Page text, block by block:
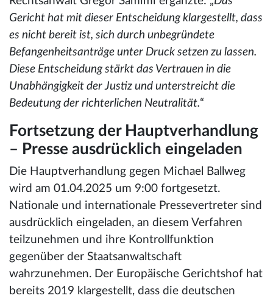
Gericht hat mit dieser Entscheidung klargestellt, dass
es nicht bereit ist, sich durch unbegründete
Befangenheitsanträge unter Druck setzen zu lassen.
Diese Entscheidung stärkt das Vertrauen in die
Unabhängigkeit der Justiz und unterstreicht die
Bedeutung der richterlichen Neutralität.“
Fortsetzung der Hauptverhandlung
– Presse ausdrücklich eingeladen
Die Hauptverhandlung gegen Michael Ballweg
wird am 01.04.2025 um 9:00 fortgesetzt.
Nationale und internationale Pressevertreter sind
ausdrücklich eingeladen, an diesem Verfahren
teilzunehmen und ihre Kontrollfunktion
gegenüber der Staatsanwaltschaft
wahrzunehmen. Der Europäische Gerichtshof hat
bereits 2019 klargestellt, dass die deutschen